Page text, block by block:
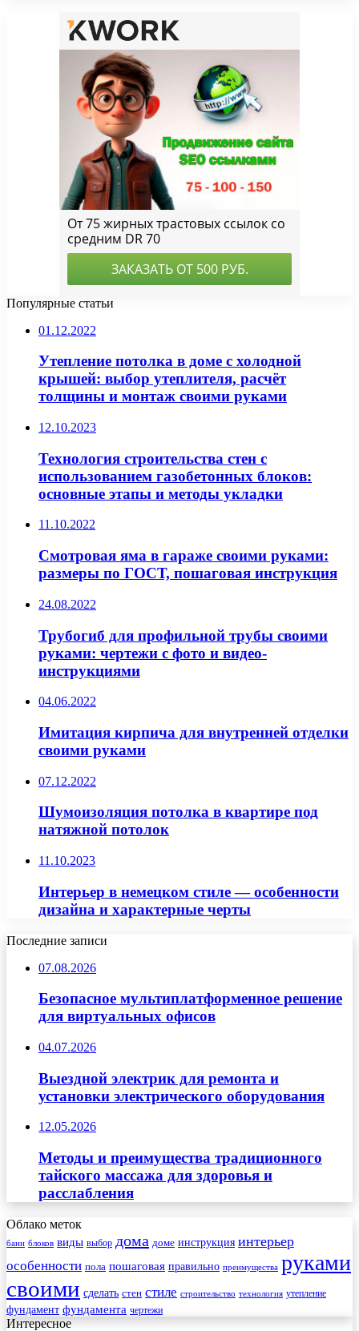
Популярные статьи
01.12.2022
Утепление потолка в доме с холодной
крышей: выбор утеплителя, расчёт
толщины и монтаж своими руками
12.10.2023
Технология строительства стен с
использованием газобетонных блоков:
основные этапы и методы укладки
11.10.2022
Смотровая яма в гараже своими руками:
размеры по ГОСТ, пошаговая инструкция
24.08.2022
Трубогиб для профильной трубы своими
руками: чертежи с фото и видео-
инструкциями
04.06.2022
Имитация кирпича для внутренней отделки
своими руками
07.12.2022
Шумоизоляция потолка в квартире под
натяжной потолок
11.10.2023
Интерьер в немецком стиле — особенности
дизайна и характерные черты
Последние записи
07.08.2026
Безопасное мультиплатформенное решение
для виртуальных офисов
04.07.2026
Выездной электрик для ремонта и
установки электрического оборудования
12.05.2026
Методы и преимущества традиционного
тайского массажа для здоровья и
расслабления
Облако меток
бани блоков виды выбор дома доме инструкция интерьер
особенности пола пошаговая правильно преимущества руками
своими сделать стен стиле строительство технология утепление
фундамент фундамента чертежи
Интересное